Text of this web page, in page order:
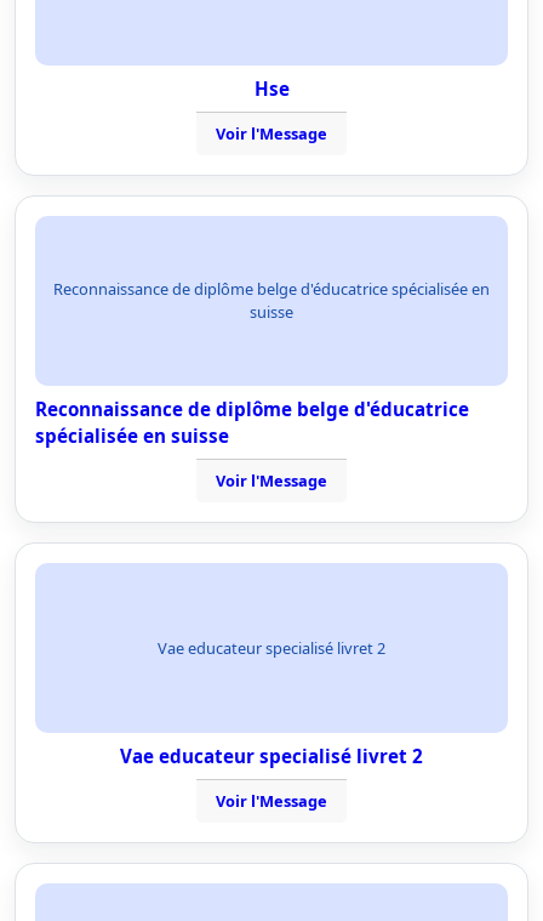
Hse
Voir l'Message
Reconnaissance de diplôme belge d'éducatrice spécialisée en
suisse
Reconnaissance de diplôme belge d'éducatrice
spécialisée en suisse
Voir l'Message
Vae educateur specialisé livret 2
Vae educateur specialisé livret 2
Voir l'Message